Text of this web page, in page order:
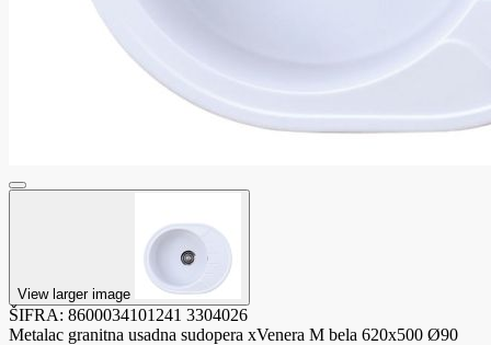
View larger image
ŠIFRA: 8600034101241 3304026
Metalac granitna usadna sudopera xVenera M bela 620x500 Ø90